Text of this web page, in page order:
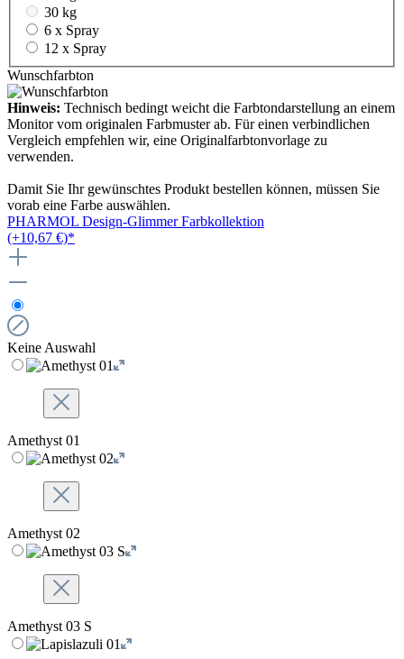
30 kg
6 x Spray
12 x Spray
Wunschfarbton
Hinweis: Technisch bedingt weicht die Farbtondarstellung an einem
Monitor vom originalen Farbmuster ab. Für einen verbindlichen
Vergleich empfehlen wir, eine Originalfarbtonvorlage zu
verwenden.
Damit Sie Ihr gewünschtes Produkt bestellen können, müssen Sie
vorab eine Farbe auswählen.
PHARMOL Design-Glimmer Farbkollektion
(+10,67 €)*
Keine Auswahl
Amethyst 01
Amethyst 02
Amethyst 03 S